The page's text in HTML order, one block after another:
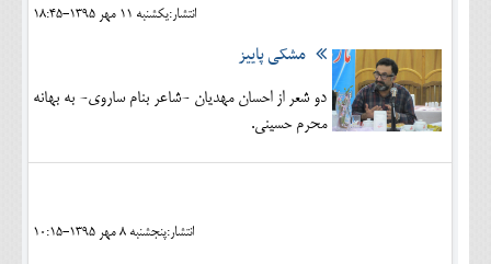
انتشار:يکشنبه 11 مهر 1395-18:45
مشکی پاییز
دو شعر از احسان مهدیان -شاعر بنام ساروی- به بهانه
محرم حسینی.
انتشار:پنجشنبه 8 مهر 1395-10:15